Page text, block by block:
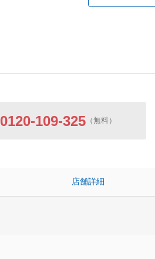
0120-109-325（無料）
店舗詳細